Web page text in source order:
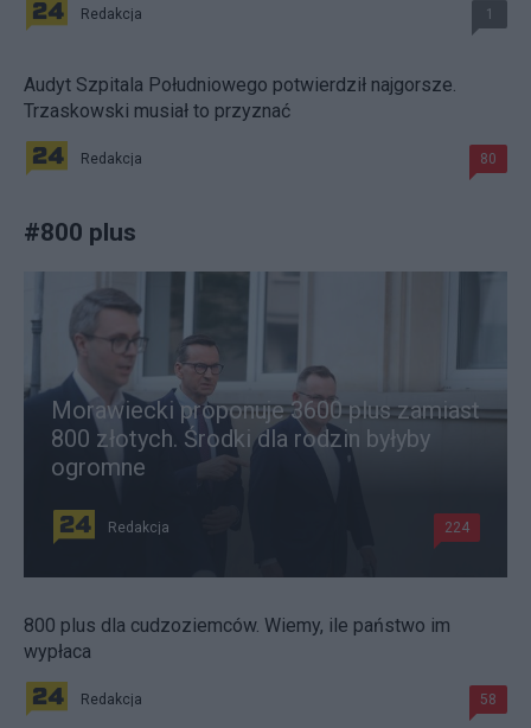
Redakcja 1
Audyt Szpitala Południowego potwierdził najgorsze.
Trzaskowski musiał to przyznać
Redakcja 80
#800 plus
Morawiecki proponuje 3600 plus zamiast
800 złotych. Środki dla rodzin byłyby
ogromne
Redakcja 224
800 plus dla cudzoziemców. Wiemy, ile państwo im
wypłaca
Redakcja 58